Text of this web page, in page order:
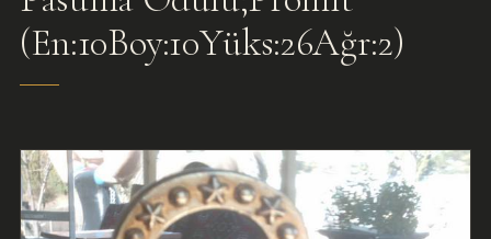
(En:10Boy:10Yüks:26Ağr:2)